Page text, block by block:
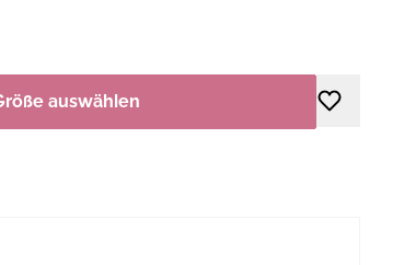
auswählen